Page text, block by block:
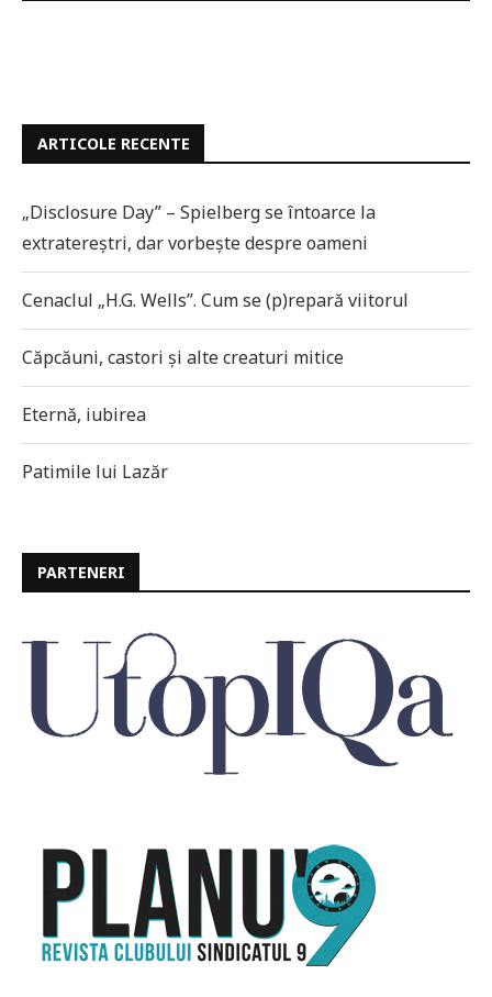
ARTICOLE RECENTE
„Disclosure Day” – Spielberg se întoarce la
extratereștri, dar vorbește despre oameni
Cenaclul „H.G. Wells”. Cum se (p)repară viitorul
Căpcăuni, castori și alte creaturi mitice
Eternă, iubirea
Patimile lui Lazăr
PARTENERI